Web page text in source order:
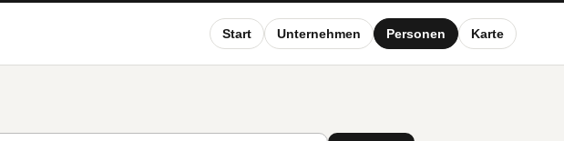
Start Unternehmen Personen Karte